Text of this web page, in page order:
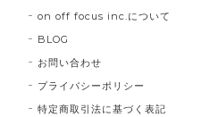
on off focus inc.について
BLOG
お問い合わせ
プライバシーポリシー
特定商取引法に基づく表記